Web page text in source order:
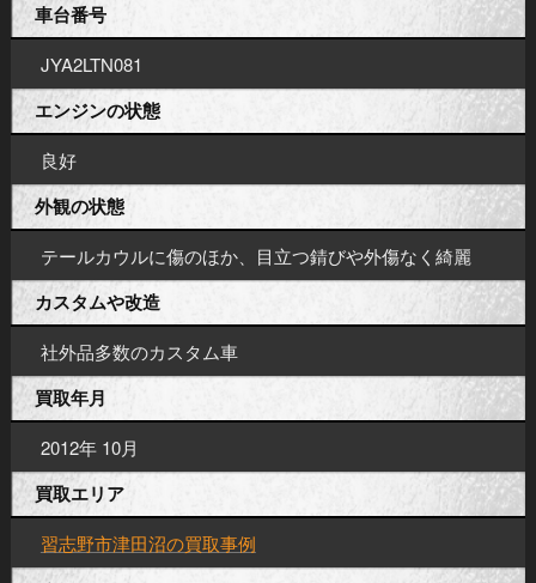
車台番号
JYA2LTN081
エンジンの状態
良好
外観の状態
テールカウルに傷のほか、目立つ錆びや外傷なく綺麗
カスタムや改造
社外品多数のカスタム車
買取年月
2012年 10月
買取エリア
習志野市津田沼の買取事例